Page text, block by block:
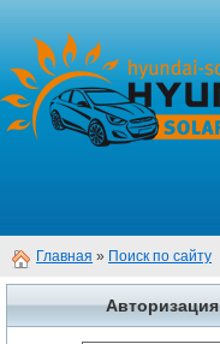
Главная » Поиск по сайту
Авторизация